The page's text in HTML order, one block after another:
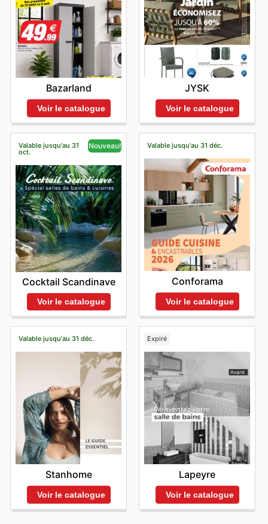
Bazarland
Voir le catalogue
JYSK
Voir le catalogue
Valable jusqu'au 31
oct.
Nouveau!
Cocktail Scandinave
Voir le catalogue
Valable jusqu'au 31 déc.
Conforama
Voir le catalogue
Valable jusqu'au 31 déc.
Stanhome
Voir le catalogue
Expiré
Lapeyre
Voir le catalogue